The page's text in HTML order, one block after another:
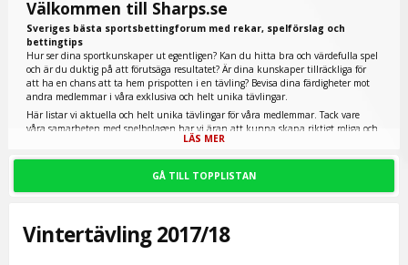
Välkommen till Sharps.se
Sveriges bästa sportsbettingforum med rekar, spelförslag och
bettingtips
Hur ser dina sportkunskaper ut egentligen? Kan du hitta bra och värdefulla spel
och är du duktig på att förutsäga resultatet? Är dina kunskaper tillräckliga för
att ha en chans att ta hem prispotten i en tävling? Bevisa dina färdigheter mot
andra medlemmar i våra exklusiva och helt unika tävlingar.
Här listar vi aktuella och helt unika tävlingar för våra medlemmar. Tack vare
våra samarbeten med spelbolagen har vi äran att kunna skapa riktigt roliga och
lönsamma tävlingar för våra medlemmar. Våra tävlingar är mycket populära och
grundprincipen är oftast densamma – varje deltagare skapar ett personligt
spreadsheet och bokför sina spel under en specifik tid. Vinner gör den spelare som
lyckas uppnå högst nettoresultat. För varje tävling finns det en tydlig och
Visa vad du går för samtidigt som du har möjlighet att öka ditt spelsaldo. Allt du
behöver göra för att kunna delta i våra tävlingar är att bli medlem i vårt forum –
LÄS MER
GÅ TILL TOPPLISTAN
Vintertävling 2017/18